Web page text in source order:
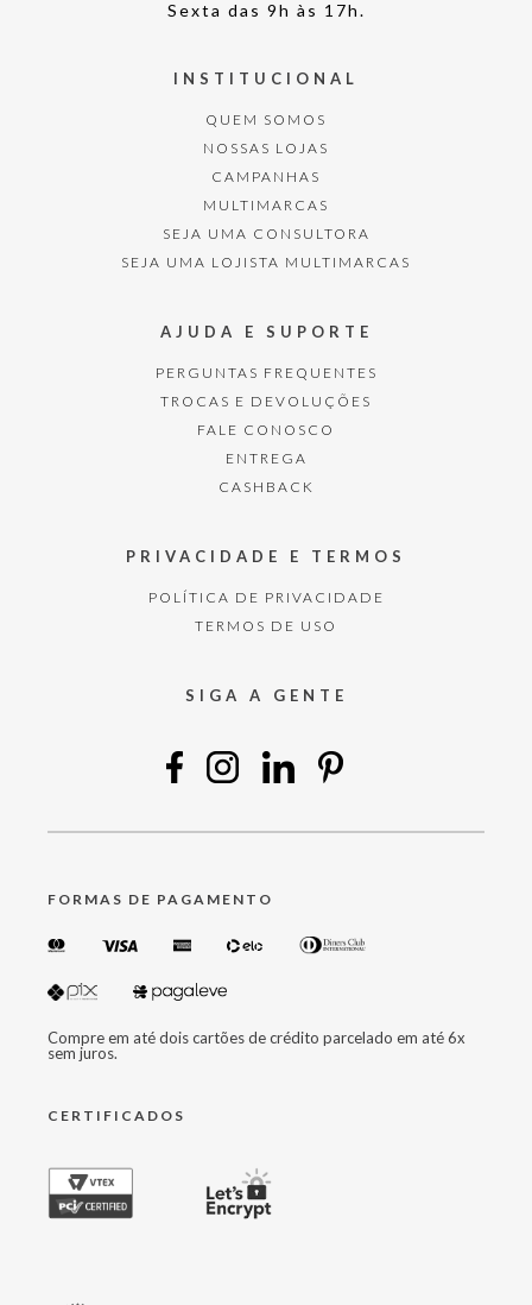
Sexta das 9h às 17h.
INSTITUCIONAL
QUEM SOMOS
NOSSAS LOJAS
CAMPANHAS
MULTIMARCAS
SEJA UMA CONSULTORA
SEJA UMA LOJISTA MULTIMARCAS
AJUDA E SUPORTE
PERGUNTAS FREQUENTES
TROCAS E DEVOLUÇÕES
FALE CONOSCO
ENTREGA
CASHBACK
PRIVACIDADE E TERMOS
POLÍTICA DE PRIVACIDADE
TERMOS DE USO
SIGA A GENTE
FORMAS DE PAGAMENTO
Compre em até dois cartões de crédito parcelado em até 6x
sem juros.
CERTIFICADOS